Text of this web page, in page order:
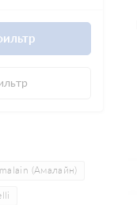
(Амалайн)